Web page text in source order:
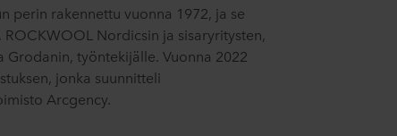
perin rakennettu vuonna 1972, ja se
Nordicsin ja sisaryritysten,
Grodanin, työntekijälle. Vuonna 2022
jonka suunnitteli
Arcgency.